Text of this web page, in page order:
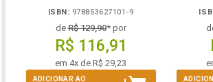
ISBN: 978853627101-9
deR$ 129,90* por
R$ 116,91
em 4x de R$ 29,23
ADICIONAR AO